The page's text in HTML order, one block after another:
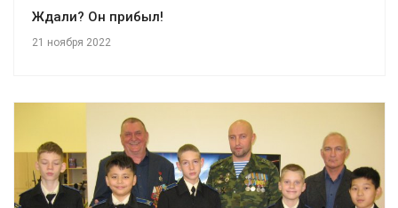
Ждали? Он прибыл!
21 ноября 2022